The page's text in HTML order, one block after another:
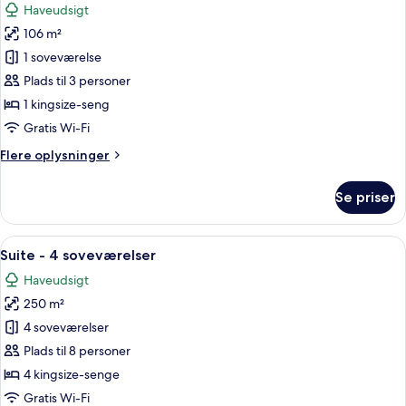
billeder
af
Nobu
Suite
Haveudsigt
106 m²
1 soveværelse
Plads til 3 personer
1 kingsize-seng
Gratis Wi-Fi
Flere oplysninger
Flere
Suite
Se priser
Indlæs
alle
billeder
af
Suite
-
4
soveværelser
En moderne stue med sofa, stole og
5
Suite - 4 soveværelser
Haveudsigt
250 m²
4 soveværelser
Plads til 8 personer
4 kingsize-senge
Gratis Wi-Fi